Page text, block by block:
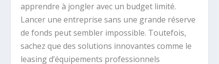
apprendre à jongler avec un budget limité.
Lancer une entreprise sans une grande réserve
de fonds peut sembler impossible. Toutefois,
sachez que des solutions innovantes comme le
leasing d’équipements professionnels